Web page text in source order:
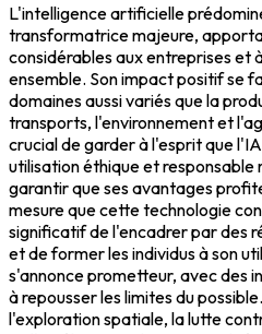
L'intelligence artificielle
transformatrice majeure,
considérables aux entreprises et
ensemble. Son impact positif se
domaines aussi variés que la
transports, l'environnement et
crucial de garder à l'esprit que
utilisation éthique et
garantir que ses avantages
mesure que cette technologie
significatif de l'encadrer par des
et de former les individus à son
s'annonce prometteur, avec des
à repousser les limites du
l'exploration spatiale, la lutte